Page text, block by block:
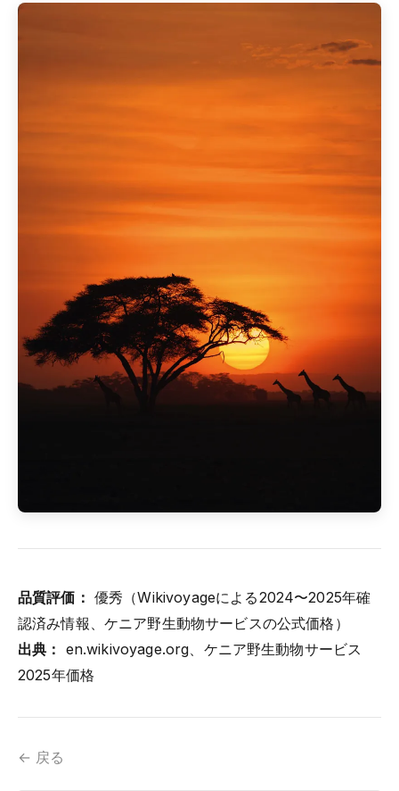
品質評価： 優秀（Wikivoyageによる2024〜2025年確
認済み情報、ケニア野生動物サービスの公式価格）
出典： en.wikivoyage.org、ケニア野生動物サービス
2025年価格
← 戻る